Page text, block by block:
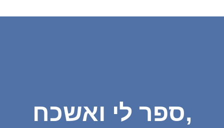
ספר לי ואשכח,